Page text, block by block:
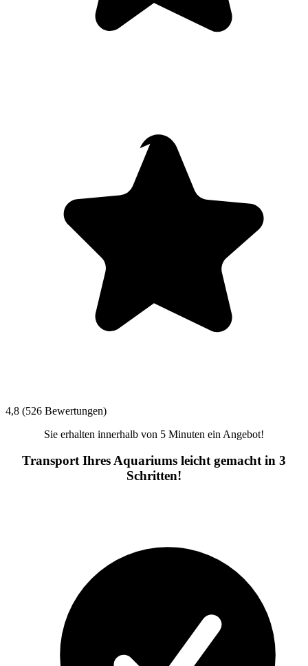
4,8 (526 Bewertungen)
Sie erhalten innerhalb von 5 Minuten ein Angebot!
Transport Ihres Aquariums leicht gemacht in 3
Schritten!